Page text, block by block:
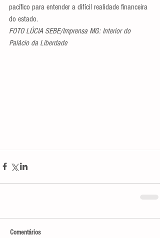
pacífico para entender a difícil realidade financeira
do estado.
FOTO LÚCIA SEBE/Imprensa MG: Interior do
Palácio da Liberdade
Comentários